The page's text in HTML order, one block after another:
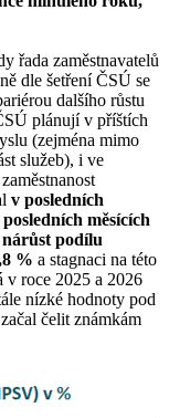
řada zaměstnavatelů
dle šetření ČSÚ se
dalšího růstu
plánují v příštích
(zejména mimo
služeb), i ve
v posledních
měsících
nárůst podílu
% a stagnaci na této
roce 2025 a 2026
nízké hodnoty pod
čelit známkám